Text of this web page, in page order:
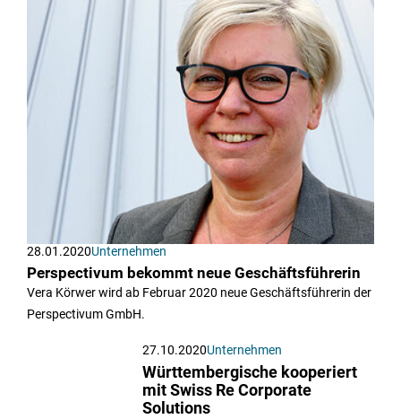
28.01.2020Unternehmen
Perspectivum bekommt neue Geschäftsführerin
Vera Körwer wird ab Februar 2020 neue Geschäftsführerin der
Perspectivum GmbH.
27.10.2020Unternehmen
Württembergische kooperiert
mit Swiss Re Corporate
Solutions